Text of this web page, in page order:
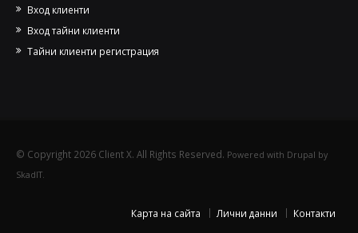
Вход клиенти
Вход тайни клиенти
Тайни клиенти регистрация
© Copyright 2026 Client X. All Rights Reserved. Powered with Drupal by
SkadIT.
Карта на сайта Лични данни Контакти